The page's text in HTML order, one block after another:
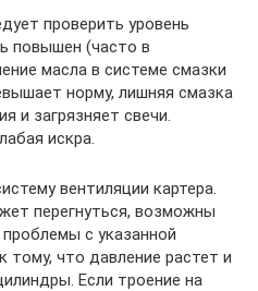
проверить уровень
повышен (часто в
масла в системе смазки
норму, лишняя смазка
и загрязняет свечи.
искра.
вентиляции картера.
перегнуться, возможны
проблемы с указанной
тому, что давление растет и
Если троение на